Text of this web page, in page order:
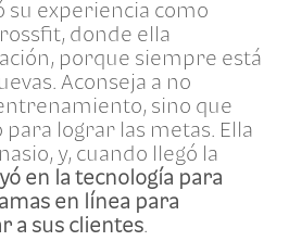
su experiencia como
donde ella
porque siempre está
Aconseja a no
sino que
lograr las metas. Ella
y, cuando llegó la
en la tecnología para
en línea para
a sus clientes.